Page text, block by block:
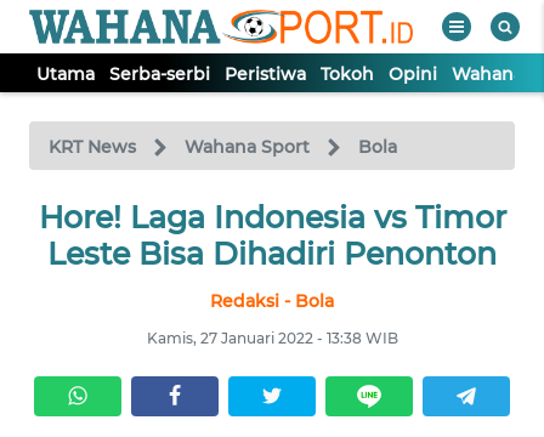
Utama Serba-serbi Peristiwa Tokoh Opini Wahana
KRT News Wahana Sport Bola
Hore! Laga Indonesia vs Timor
Leste Bisa Dihadiri Penonton
Redaksi - Bola
Kamis, 27 Januari 2022 - 13:38 WIB
TV
Tutup
UTAMA
PERISTIWA